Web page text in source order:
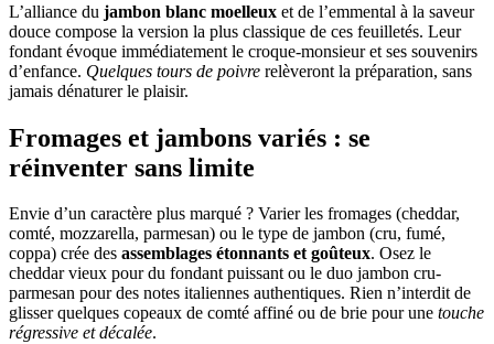
L’alliance du jambon blanc moelleux et de l’emmental à la saveur
douce compose la version la plus classique de ces feuilletés. Leur
fondant évoque immédiatement le croque-monsieur et ses souvenirs
d’enfance. Quelques tours de poivre relèveront la préparation, sans
jamais dénaturer le plaisir.
Fromages et jambons variés : se
réinventer sans limite
Envie d’un caractère plus marqué ? Varier les fromages (cheddar,
comté, mozzarella, parmesan) ou le type de jambon (cru, fumé,
coppa) crée des assemblages étonnants et goûteux. Osez le
cheddar vieux pour du fondant puissant ou le duo jambon cru-
parmesan pour des notes italiennes authentiques. Rien n’interdit de
glisser quelques copeaux de comté affiné ou de brie pour une touche
régressive et décalée.